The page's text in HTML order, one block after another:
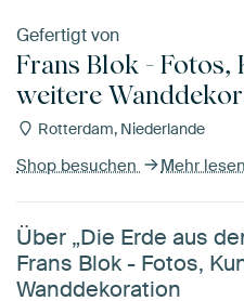
Gefertigt von
Frans Blok - Fotos,
weitere
Rotterdam, Niederlande
Shop besuchen Mehr lesen
Über „Die Erde aus
Frans Blok - Fotos,
Wanddekoration